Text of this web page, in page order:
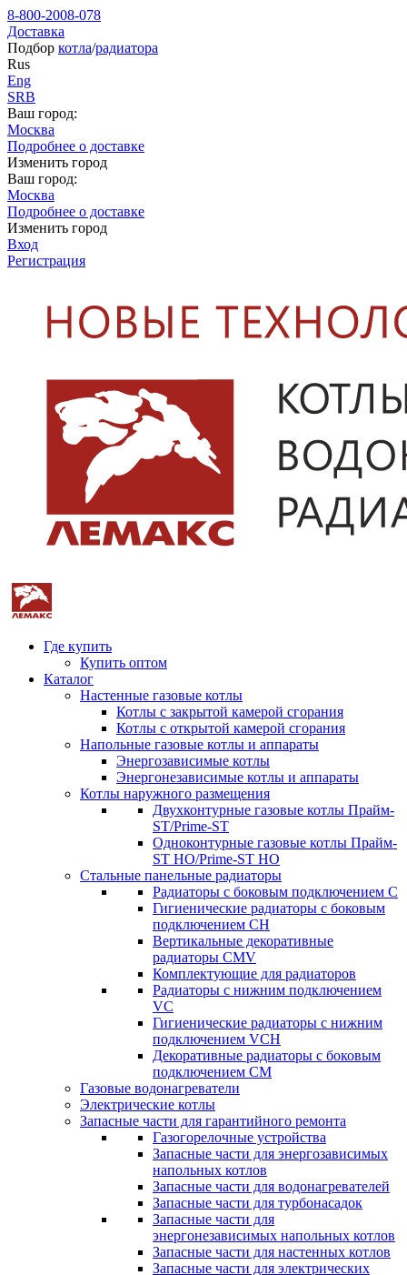
8-800-2008-078
Доставка
Подбор котла/радиатора
Rus
Eng
SRB
Ваш город:
Москва
Подробнее о доставке
Изменить город
Ваш город:
Москва
Подробнее о доставке
Изменить город
Вход
Регистрация
Где купить
Купить оптом
Каталог
Настенные газовые котлы
Котлы с закрытой камерой сгорания
Котлы с открытой камерой сгорания
Напольные газовые котлы и аппараты
Энергозависимые котлы
Энергонезависимые котлы и аппараты
Котлы наружного размещения
Двухконтурные газовые котлы Прайм-
ST/Prime-ST
Одноконтурные газовые котлы Прайм-
ST HO/Prime-ST HO
Стальные панельные радиаторы
Радиаторы c боковым подключением C
Гигиенические радиаторы c боковым
подключением CH
Вертикальные декоративные
радиаторы CMV
Комплектующие для радиаторов
Радиаторы c нижним подключением
VC
Гигиенические радиаторы c нижним
подключением VCH
Декоративные радиаторы с боковым
подключением CM
Газовые водонагреватели
Электрические котлы
Запасные части для гарантийного ремонта
Газогорелочные устройства
Запасные части для энергозависимых
напольных котлов
Запасные части для водонагревателей
Запасные части для турбонасадок
Запасные части для
энергонезависимых напольных котлов
Запасные части для настенных котлов
Запасные части для электрических